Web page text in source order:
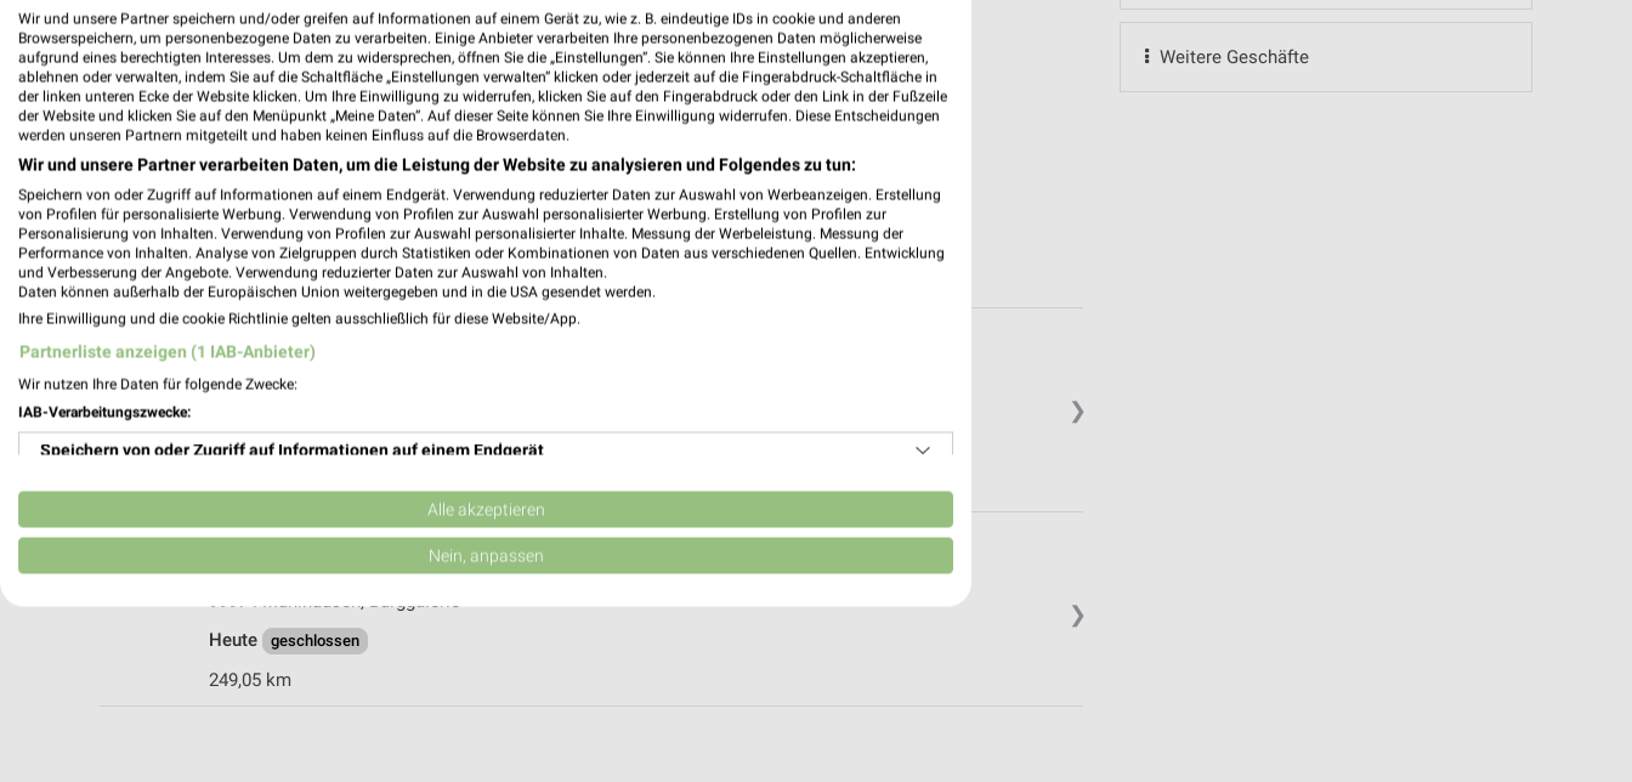
Weitere Geschäfte
❯
Ernsting's family Mühlhausen
99974 Mühlhausen
Heute 09:00 - 16:00 Uhr | Geöffnet
❯
Woolworth Mühlhausen, Burggalerie
An der Burg 25
99974 Mühlhausen, Burggalerie
Heute
geschlossen
249,05 km
Wir und unsere Partner speichern und/oder greifen auf Informationen auf einem Gerät zu, wie z. B. eindeutige IDs in cookie und anderen
Browserspeichern, um personenbezogene Daten zu verarbeiten. Einige Anbieter verarbeiten Ihre personenbezogenen Daten möglicherweise
aufgrund eines berechtigten Interesses. Um dem zu widersprechen, öffnen Sie die „Einstellungen“. Sie können Ihre Einstellungen akzeptieren,
ablehnen oder verwalten, indem Sie auf die Schaltfläche „Einstellungen verwalten“ klicken oder jederzeit auf die Fingerabdruck-Schaltfläche in
der linken unteren Ecke der Website klicken. Um Ihre Einwilligung zu widerrufen, klicken Sie auf den Fingerabdruck oder den Link in der Fußzeile
der Website und klicken Sie auf den Menüpunkt „Meine Daten“. Auf dieser Seite können Sie Ihre Einwilligung widerrufen. Diese Entscheidungen
werden unseren Partnern mitgeteilt und haben keinen Einfluss auf die Browserdaten.
Wir und unsere Partner verarbeiten Daten, um die Leistung der Website zu analysieren und Folgendes zu tun:
Speichern von oder Zugriff auf Informationen auf einem Endgerät. Verwendung reduzierter Daten zur Auswahl von Werbeanzeigen. Erstellung
von Profilen für personalisierte Werbung. Verwendung von Profilen zur Auswahl personalisierter Werbung. Erstellung von Profilen zur
Personalisierung von Inhalten. Verwendung von Profilen zur Auswahl personalisierter Inhalte. Messung der Werbeleistung. Messung der
Performance von Inhalten. Analyse von Zielgruppen durch Statistiken oder Kombinationen von Daten aus verschiedenen Quellen. Entwicklung
und Verbesserung der Angebote. Verwendung reduzierter Daten zur Auswahl von Inhalten.
Daten können außerhalb der Europäischen Union weitergegeben und in die USA gesendet werden.
Ihre Einwilligung und die cookie Richtlinie gelten ausschließlich für diese Website/App.
Partnerliste anzeigen (1 IAB-Anbieter)
Wir nutzen Ihre Daten für folgende Zwecke:
IAB-Verarbeitungszwecke:
Speichern von oder Zugriff auf Informationen auf einem Endgerät
Verwendung reduzierter Daten zur Auswahl von Werbeanzeigen
Erstellung von Profilen für personalisierte Werbung
Erstellung von Profilen zur Personalisierung von Inhalten
Alle akzeptieren
Nein, anpassen